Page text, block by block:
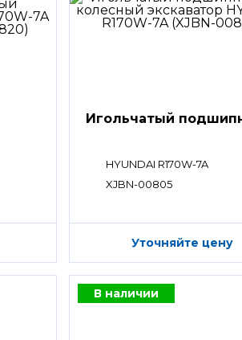
Игольчатый
HYUNDAI R170W-7A
XJBN-00805
Уточняйте цену
В наличии